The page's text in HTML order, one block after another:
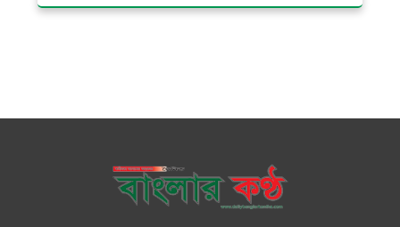
ভোলায় মিথ্যা অপবাদের বিচার
ভারত জুলাই শহীদদের অসম্মান
করেছে: রিজভী